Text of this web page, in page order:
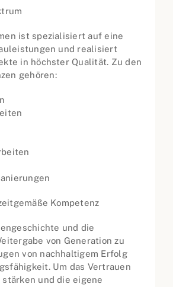
ist spezialisiert auf eine
und realisiert
in höchster Qualität. Zu den
gehören:
Kompetenz
und die
von Generation zu
von nachhaltigem Erfolg
Um das Vertrauen
stärken und die eigene